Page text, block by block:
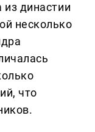
из династии
несколько
что